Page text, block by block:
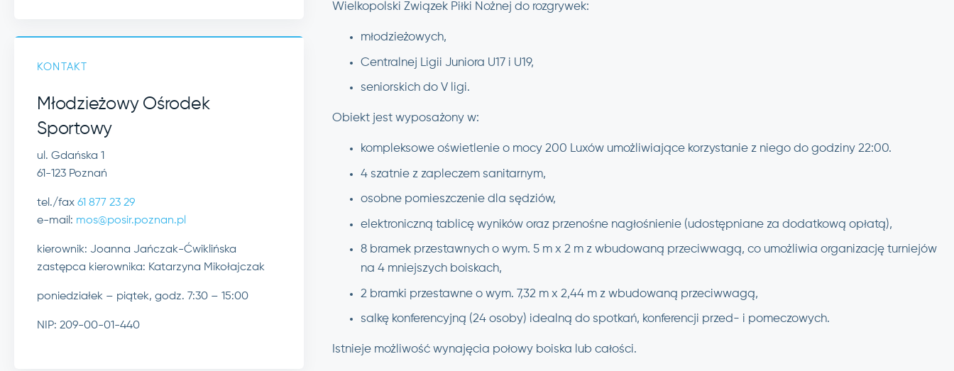
KONTAKT
Młodzieżowy Ośrodek
Sportowy
ul. Gdańska 1
61-123 Poznań
tel./fax 61 877 23 29
e-mail: mos@posir.poznan.pl
kierownik: Joanna Jańczak-Ćwiklińska
zastępca kierownika: Katarzyna Mikołajczak
poniedziałek – piątek, godz. 7:30 – 15:00
NIP: 209-00-01-440
Wielkopolski Związek Piłki Nożnej do rozgrywek:
młodzieżowych,
Centralnej Ligii Juniora U17 i U19,
seniorskich do V ligi.
Obiekt jest wyposażony w:
kompleksowe oświetlenie o mocy 200 Luxów umożliwiające korzystanie z niego do godziny 22:00.
4 szatnie z zapleczem sanitarnym,
osobne pomieszczenie dla sędziów,
elektroniczną tablicę wyników oraz przenośne nagłośnienie (udostępniane za dodatkową opłatą),
8 bramek przestawnych o wym. 5 m x 2 m z wbudowaną przeciwwagą, co umożliwia organizację turniejów
na 4 mniejszych boiskach,
2 bramki przestawne o wym. 7,32 m x 2,44 m z wbudowaną przeciwwagą,
salkę konferencyjną (24 osoby) idealną do spotkań, konferencji przed- i pomeczowych.
Istnieje możliwość wynajęcia połowy boiska lub całości.